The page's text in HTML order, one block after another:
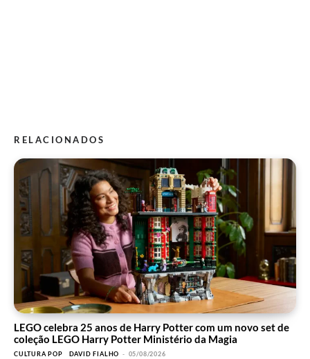
RELACIONADOS
LEGO celebra 25 anos de Harry Potter com um novo set de
coleção LEGO Harry Potter Ministério da Magia
CULTURA POP DAVID FIALHO - 05/08/2026